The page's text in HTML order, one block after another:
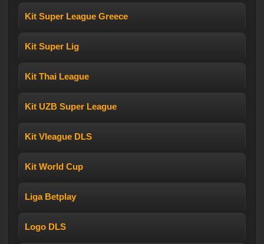
Kit Super League Greece
Kit Super Lig
Kit Thai League
Kit UZB Super League
Kit Vleague DLS
Kit World Cup
Liga Betplay
Logo DLS